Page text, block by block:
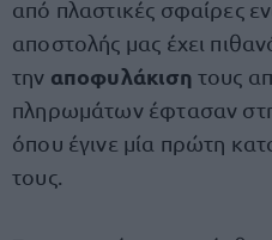
από πλαστικές σφαίρες
αποστολής μας έχει
την αποφυλάκιση τους
πληρωμάτων έφτασαν
όπου έγινε μία πρώτη
τους.